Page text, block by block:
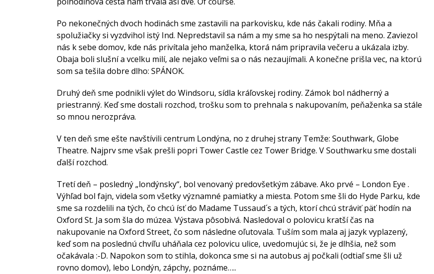
Po nekonečných dvoch hodinách sme zastavili na parkovisku, kde nás čakali rodiny. Mňa a
spolužiačky si vyzdvihol istý Ind. Nepredstavil sa nám a my sme sa ho nespýtali na meno. Zaviezol
nás k sebe domov, kde nás privítala jeho manželka, ktorá nám pripravila večeru a ukázala izby.
Obaja boli slušní a vcelku milí, ale nejako veľmi sa o nás nezaujímali. A konečne prišla vec, na ktorú
som sa tešila dobre dlho: SPÁNOK.
Druhý deň sme podnikli výlet do Windsoru, sídla kráľovskej rodiny. Zámok bol nádherný a
priestranný. Keď sme dostali rozchod, trošku som to prehnala s nakupovaním, peňaženka sa stále
so mnou nerozpráva.
V ten deň sme ešte navštívili centrum Londýna, no z druhej strany Temže: Southwark, Globe
Theatre. Najprv sme však prešli popri Tower Castle cez Tower Bridge. V Southwarku sme dostali
ďalší rozchod.
Tretí deň – posledný „londýnsky“, bol venovaný predovšetkým zábave. Ako prvé – London Eye .
Výhľad bol fajn, videla som všetky významné pamiatky a miesta. Potom sme šli do Hyde Parku, kde
sme sa rozdelili na tých, čo chcú ísť do Madame Tussaud´s a tých, ktorí chcú stráviť päť hodín na
Oxford St. Ja som šla do múzea. Výstava pôsobivá. Nasledoval o polovicu kratší čas na
nakupovanie na Oxford Street, čo som následne oľutovala. Tuším som mala aj jazyk vyplazený,
keď som na poslednú chvíľu uháňala cez polovicu ulice, uvedomujúc si, že je dlhšia, než som
očakávala :-D. Napokon som to stihla, dokonca sme si na autobus aj počkali (odtiaľ sme šli už
rovno domov), lebo Londýn, zápchy, poznáme…..